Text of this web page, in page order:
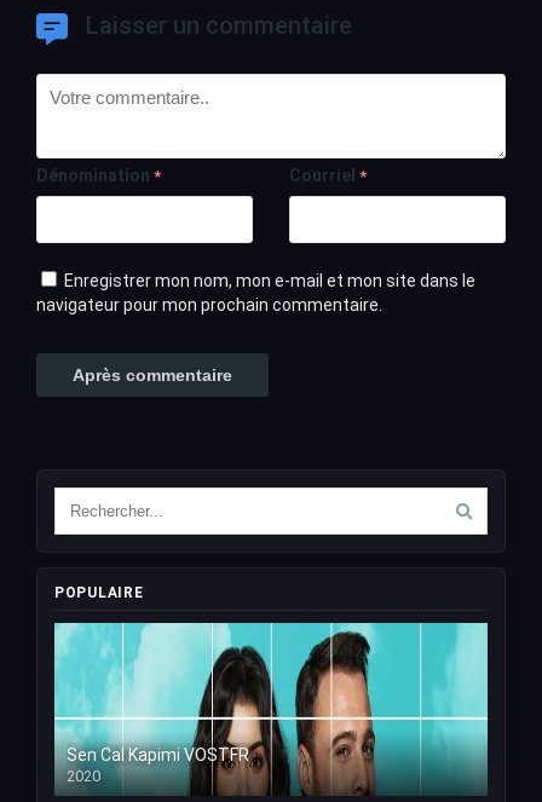
Laisser un commentaire
Dénomination * Courriel *
Enregistrer mon nom, mon e-mail et mon site dans le
navigateur pour mon prochain commentaire.
POPULAIRE
Sen Cal Kapimi VOSTFR
2020